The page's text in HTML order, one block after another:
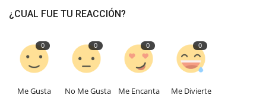
¿CUAL FUE TU REACCIÓN?
0
Me Gusta
0
No Me Gusta
0
Me Encanta
0
Me Divierte